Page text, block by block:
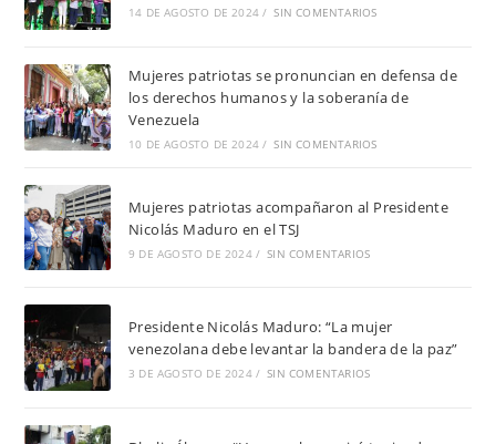
14 DE AGOSTO DE 2024 / SIN COMENTARIOS
Mujeres patriotas se pronuncian en defensa de
los derechos humanos y la soberanía de
Venezuela
10 DE AGOSTO DE 2024 / SIN COMENTARIOS
Mujeres patriotas acompañaron al Presidente
Nicolás Maduro en el TSJ
9 DE AGOSTO DE 2024 / SIN COMENTARIOS
Presidente Nicolás Maduro: “La mujer
venezolana debe levantar la bandera de la paz”
3 DE AGOSTO DE 2024 / SIN COMENTARIOS